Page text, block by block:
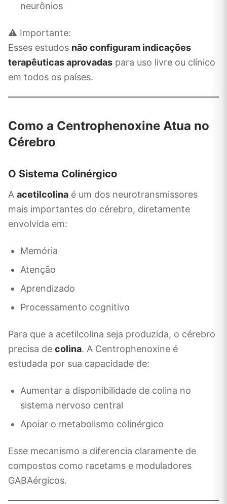
neurônios
⚠️ Importante:
Esses estudos não configuram indicações
terapêuticas aprovadas para uso livre ou clínico
em todos os países.
Como a Centrophenoxine Atua no
Cérebro
O Sistema Colinérgico
A acetilcolina é um dos neurotransmissores
mais importantes do cérebro, diretamente
envolvida em:
Memória
Atenção
Aprendizado
Processamento cognitivo
Para que a acetilcolina seja produzida, o cérebro
precisa de colina. A Centrophenoxine é
estudada por sua capacidade de:
Aumentar a disponibilidade de colina no
sistema nervoso central
Apoiar o metabolismo colinérgico
Esse mecanismo a diferencia claramente de
compostos como racetams e moduladores
GABAérgicos.